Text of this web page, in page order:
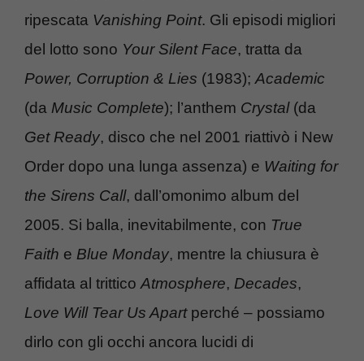
ripescata Vanishing Point. Gli episodi migliori
del lotto sono Your Silent Face, tratta da
Power, Corruption & Lies (1983); Academic
(da Music Complete); l’anthem Crystal (da
Get Ready, disco che nel 2001 riattivò i New
Order dopo una lunga assenza) e Waiting for
the Sirens Call, dall’omonimo album del
2005. Si balla, inevitabilmente, con True
Faith e Blue Monday, mentre la chiusura è
affidata al trittico Atmosphere, Decades,
Love Will Tear Us Apart perché – possiamo
dirlo con gli occhi ancora lucidi di